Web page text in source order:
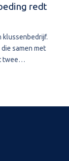
redt
klussenbedrijf.
samen met
twee